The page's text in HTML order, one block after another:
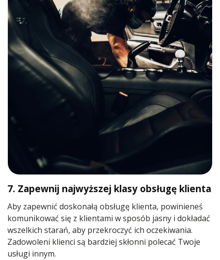
7. Zapewnij najwyższej klasy obsługę klienta
Aby zapewnić doskonałą obsługę klienta, powinieneś
komunikować się z klientami w sposób jasny i dokładać
wszelkich starań, aby przekroczyć ich oczekiwania.
Zadowoleni klienci są bardziej skłonni polecać Twoje
usługi innym.